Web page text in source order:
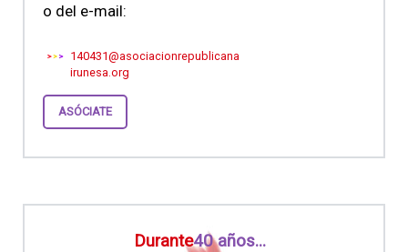
o del e-mail:
140431@asociacionrepublicana
irunesa.org
ASÓCIATE
Durante40 años...